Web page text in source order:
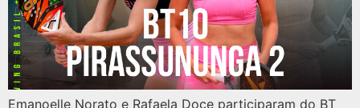
Emanoelle Norato e Rafaela Doce participaram do BT